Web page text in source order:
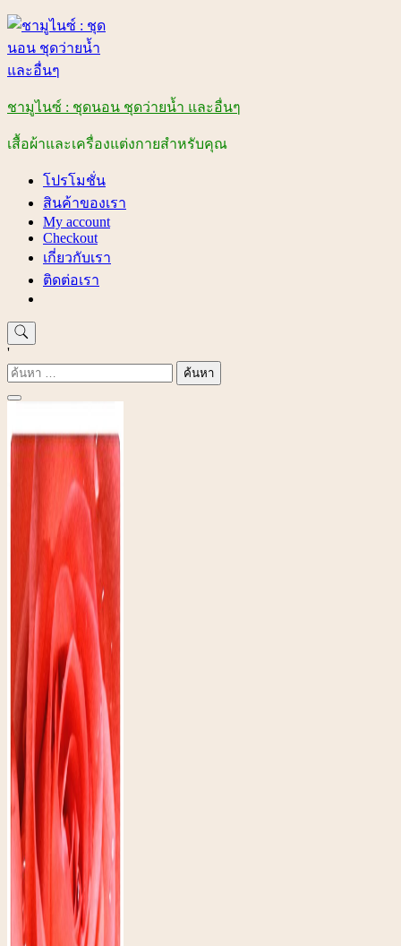
Skip
content
ชามูไนซ์ : ชุดนอน ชุดว่ายน้ำ และอื่นๆ
เสื้อผ้าและเครื่องแต่งกายสำหรับคุณ
โปรโมชั่น
สินค้าของเรา
My account
Checkout
เกี่ยวกับเรา
ติดต่อเรา
'
ค้นหา
สำหรับ: